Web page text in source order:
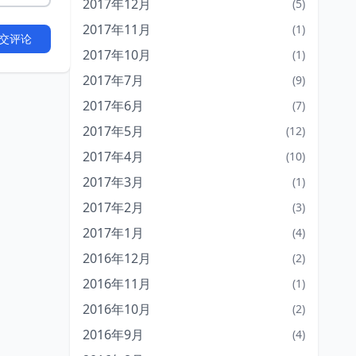
评论
2017年12月 (5)
2017年11月 (1)
2017年10月 (1)
2017年7月 (9)
2017年6月 (7)
2017年5月 (12)
2017年4月 (10)
2017年3月 (1)
2017年2月 (3)
2017年1月 (4)
2016年12月 (2)
2016年11月 (1)
2016年10月 (2)
2016年9月 (4)